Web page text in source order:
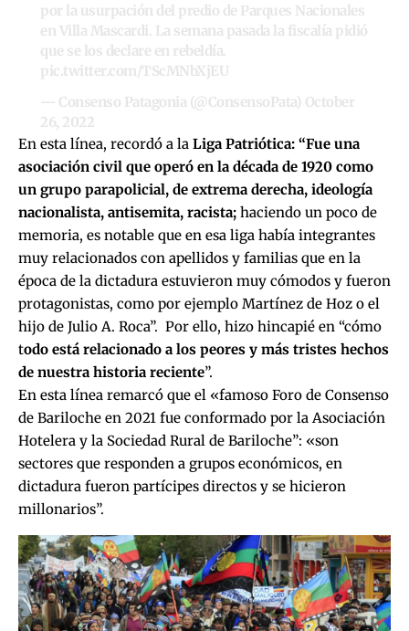
por la usurpación del predio de Parques Nacionales
en Villa Mascardi. La semana pasada la fiscalía pidió
que se los declare en rebeldía.
pic.twitter.com/TScMNbXjEU
— Consenso Patagonia (@ConsensoPata) October
26, 2022
En esta línea, recordó a la Liga Patriótica: “Fue una
asociación civil que operó en la década de 1920 como
un grupo parapolicial, de extrema derecha, ideología
nacionalista, antisemita, racista; haciendo un poco de
memoria, es notable que en esa liga había integrantes
muy relacionados con apellidos y familias que en la
época de la dictadura estuvieron muy cómodos y fueron
protagonistas, como por ejemplo Martínez de Hoz o el
hijo de Julio A. Roca”. Por ello, hizo hincapié en “cómo
todo está relacionado a los peores y más tristes hechos
de nuestra historia reciente”.
En esta línea remarcó que el «famoso Foro de Consenso
de Bariloche en 2021 fue conformado por la Asociación
Hotelera y la Sociedad Rural de Bariloche”: «son
sectores que responden a grupos económicos, en
dictadura fueron partícipes directos y se hicieron
millonarios”.